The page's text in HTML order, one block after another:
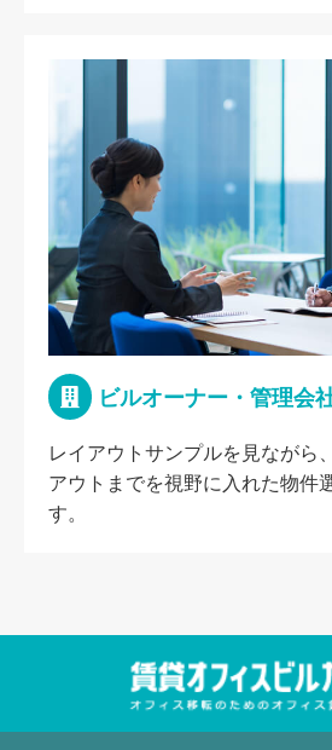
ビルオーナー・管理会
レイアウトサンプルを見ながら
アウトまでを視野に入れた物件
す。